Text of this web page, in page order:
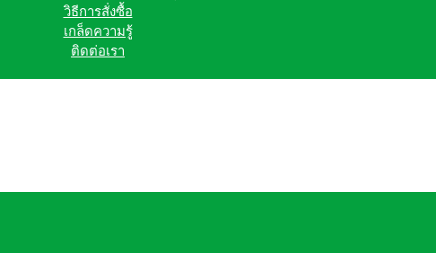
วิธีการสั่งซื้อ
เกล็ดความรู้
ติดต่อเรา